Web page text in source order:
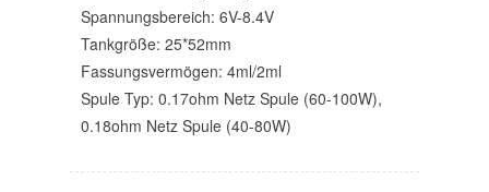
Spannungsbereich: 6V-8.4V
Tankgröße: 25*52mm
Fassungsvermögen: 4ml/2ml
Spule Typ: 0.17ohm Netz Spule (60-100W),
0.18ohm Netz Spule (40-80W)